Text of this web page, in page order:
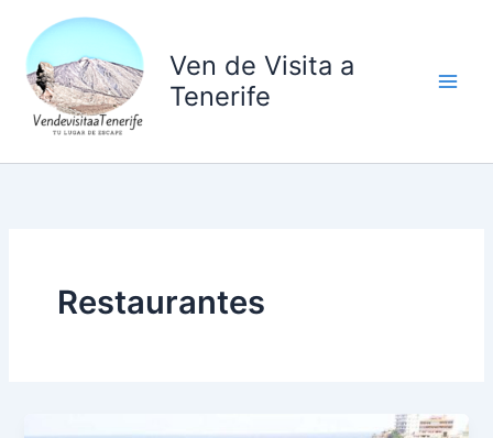
contenido
Ven de Visita a
Tenerife
Restaurantes